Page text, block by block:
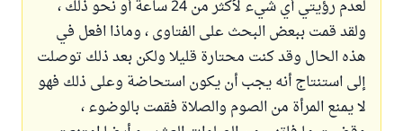
لعدم رؤيتي أي شيء لأكثر من 24 ساعة أو نحو ذلك ،
ولقد قمت ببعض البحث على الفتاوى ، وماذا افعل في
هذه الحال وقد كنت محتارة قليلا ولكن بعد ذلك توصلت
إلى استنتاج أنه يجب أن يكون استحاضة وعلى ذلك فهو
لا يمنع المرأة من الصوم والصلاة فقمت بالوضوء ،